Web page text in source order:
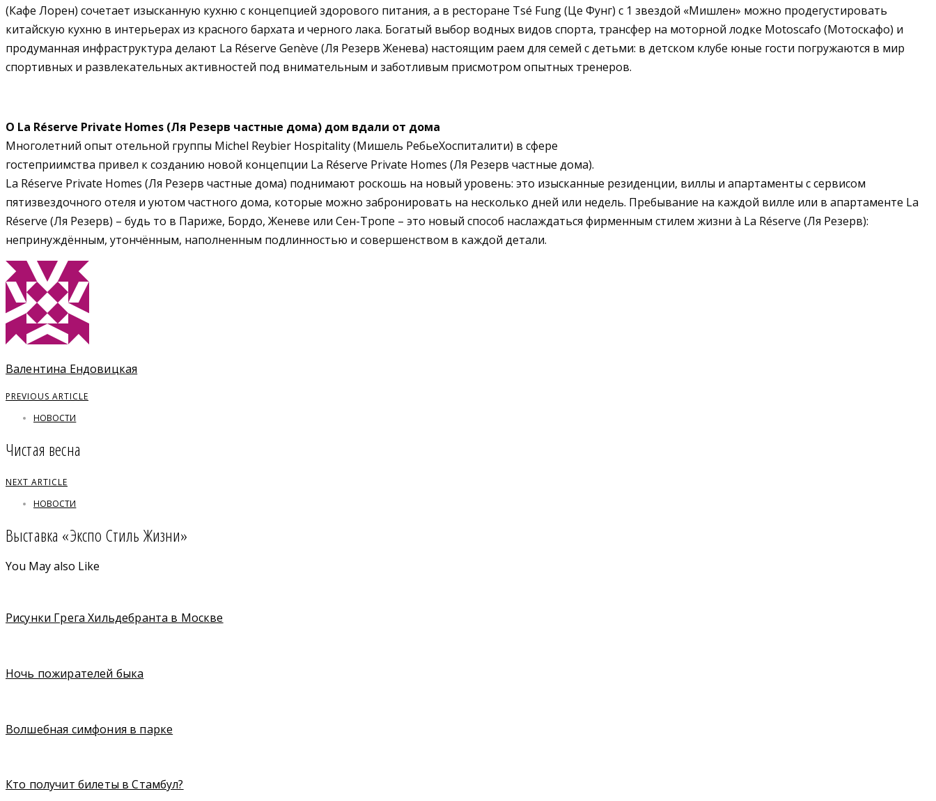
(Кафе Лорен) сочетает изысканную кухню с концепцией здорового питания, а в ресторане Tsé Fung (Це Фунг) с 1 звездой «Мишлен» можно продегустировать
китайскую кухню в интерьерах из красного бархата и черного лака. Богатый выбор водных видов спорта, трансфер на моторной лодке Motoscafo (Мотоскафо) и
продуманная инфраструктура делают La Réserve Genève (Ля Резерв Женева) настоящим раем для семей с детьми: в детском клубе юные гости погружаются в мир
спортивных и развлекательных активностей под внимательным и заботливым присмотром опытных тренеров.
О La Réserve Private Homes (Ля Резерв частные дома) дом вдали от дома
Многолетний опыт отельной группы Michel Reybier Hospitality (Мишель РебьеХоспиталити) в сфере
гостеприимства привел к созданию новой концепции La Réserve Private Homes (Ля Резерв частные дома).
La Réserve Private Homes (Ля Резерв частные дома) поднимают роскошь на новый уровень: это изысканные резиденции, виллы и апартаменты с сервисом
пятизвездочного отеля и уютом частного дома, которые можно забронировать на несколько дней или недель. Пребывание на каждой вилле или в апартаменте La
Réserve (Ля Резерв) – будь то в Париже, Бордо, Женеве или Сен-Тропе – это новый способ наслаждаться фирменным стилем жизни à La Réserve (Ля Резерв):
непринуждённым, утончённым, наполненным подлинностью и совершенством в каждой детали.
Валентина Ендовицкая
PREVIOUS ARTICLE
НОВОСТИ
Чистая весна
NEXT ARTICLE
НОВОСТИ
Выставка «Экспо Стиль Жизни»
You May also Like
Рисунки Грега Хильдебранта в Москве
Ночь пожирателей быка
Волшебная симфония в парке
Кто получит билеты в Стамбул?